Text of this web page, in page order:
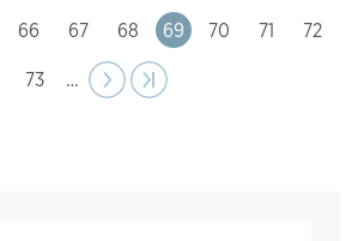
Page
66 Page
67 Page
68 Page
69 Page
70 Page
71 Page
72
Page
73 …
Next
›› Last page
›|